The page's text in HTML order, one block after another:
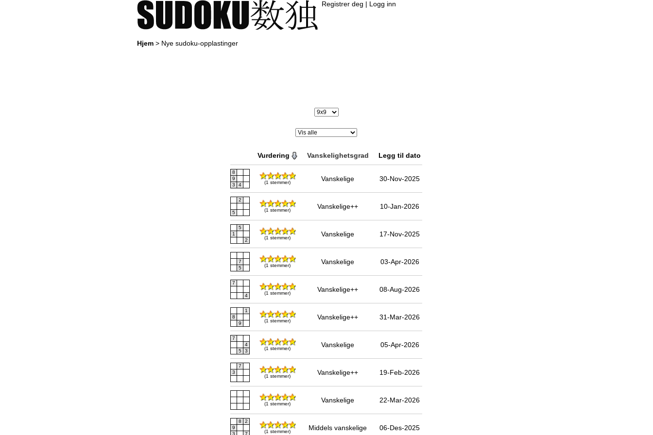
Registrer deg | Logg inn
Hjem> Nye sudoku-opplastinger
Vurdering Vanskelighetsgrad Legg til dato
8
9
3
4 (1 stemmer) Vanskelige 30-Nov-2025
2
5 (1 stemmer) Vanskelige++ 10-Jan-2026
5
1
2
(1 stemmer) Vanskelige 17-Nov-2025
7
5
(1 stemmer) Vanskelige 03-Apr-2026
7
4 (1 stemmer) Vanskelige++ 08-Aug-2026
1
8
9
(1 stemmer) Vanskelige++ 31-Mar-2026
7
4
5
3 (1 stemmer) Vanskelige 05-Apr-2026
7
3
(1 stemmer) Vanskelige++ 19-Feb-2026
(1 stemmer) Vanskelige 22-Mar-2026
8
2
9
3
7 (1 stemmer) Middels vanskelige 06-Des-2025